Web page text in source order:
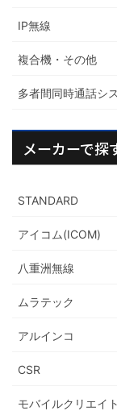
IP無線
複合機・その他
多者間同時通話シ
メーカーで探
STANDARD
アイコム(ICOM)
八重洲無線
ムラテック
アルインコ
CSR
モバイルクリエイト